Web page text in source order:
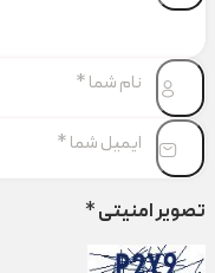
تصویر امنیتی*